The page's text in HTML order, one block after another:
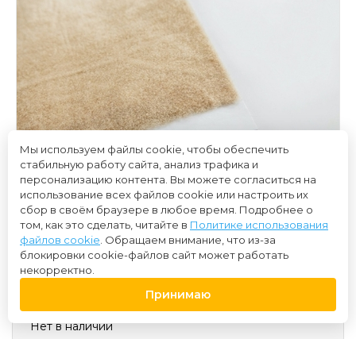
Нет в наличии
Мы используем файлы cookie, чтобы обеспечить
стабильную работу сайта, анализ трафика и
персонализацию контента. Вы можете согласиться на
использование всех файлов cookie или настроить их
сбор в своём браузере в любое время. Подробнее о
том, как это сделать, читайте в Политике использования
файлов cookie . Обращаем внимание, что из-за
блокировки cookie-файлов сайт может работать
некорректно.
Принимаю